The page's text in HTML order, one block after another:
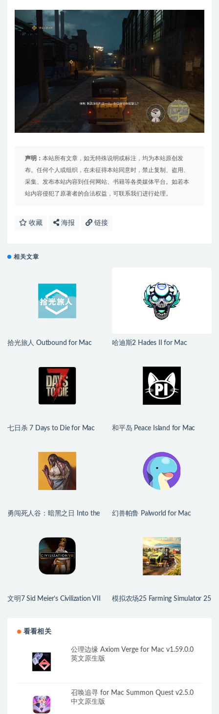
声明： 本站所有文章，如无特殊说明或标注，均为本站原创发
布。任何个人或组织，在未征得本站同意时，禁止复制、盗用、
采集、发布本站内容到任何网站、书籍等各类媒体平台。如若本
站内容侵犯了原著者的合法权益，可联系我们进行处理。
收藏 海报 链接
相关文章
拾光旅人 Outbound for Mac
哈迪斯2 Hades II for Mac
七日杀 7 Days to Die for Mac
和平岛 Peace Island for Mac
勇闯死人谷：暗黑之日 Into the
幻兽帕鲁 Palworld for Mac
文明7 Sid Meier’s Civilization VII
模拟农场25 Farming Simulator 25
看看相关
公理边缘 Axiom Verge for Mac v1.59.0.0
英文原生版
召唤追寻 for Mac Summon Quest v2.5.0
中文原生版